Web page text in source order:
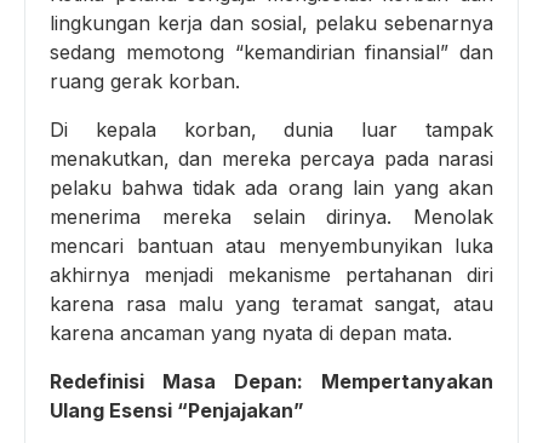
lingkungan kerja dan sosial, pelaku sebenarnya
sedang memotong “kemandirian finansial” dan
ruang gerak korban.
Di kepala korban, dunia luar tampak
menakutkan, dan mereka percaya pada narasi
pelaku bahwa tidak ada orang lain yang akan
menerima mereka selain dirinya. Menolak
mencari bantuan atau menyembunyikan luka
akhirnya menjadi mekanisme pertahanan diri
karena rasa malu yang teramat sangat, atau
karena ancaman yang nyata di depan mata.
Redefinisi Masa Depan: Mempertanyakan
Ulang Esensi “Penjajakan”